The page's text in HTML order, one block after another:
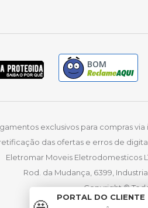
BOM
exclusivos para compras
das ofertas e erros de
Eletromar Moveis Eletrodomesticos
Rod. da Mudança, 6399,
Copyright ©
PORTAL DO CLIENTE